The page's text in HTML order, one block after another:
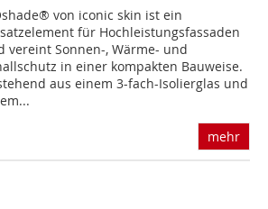
von iconic skin ist ein
für Hochleistungsfassaden
vereint Sonnen-, Wärme- und
in einer kompakten Bauweise.
aus einem 3-fach-Isolierglas und
mehr